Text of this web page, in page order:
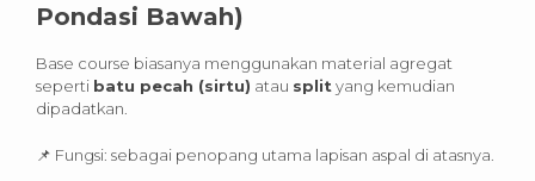
Pondasi Bawah)
Base course biasanya menggunakan material agregat
seperti batu pecah (sirtu) atau split yang kemudian
dipadatkan.
📌 Fungsi: sebagai penopang utama lapisan aspal di atasnya.